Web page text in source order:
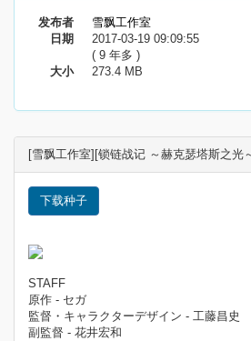
发布者
雪飘工作室
日期
2017-03-19 09:09:55
( 9 年多 )
大小
273.4 MB
[雪飘工作室][锁链战记 ～赫克瑟塔斯之光
下载种子
STAFF
原作 - セガ
監督・キャラクターデザイン - 工藤昌史
副監督 - 花井宏和